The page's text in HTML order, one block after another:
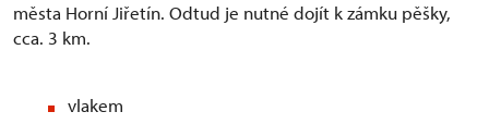
města Horní Jiřetín. Odtud je nutné dojít k zámku pěšky,
cca. 3 km.
vlakem